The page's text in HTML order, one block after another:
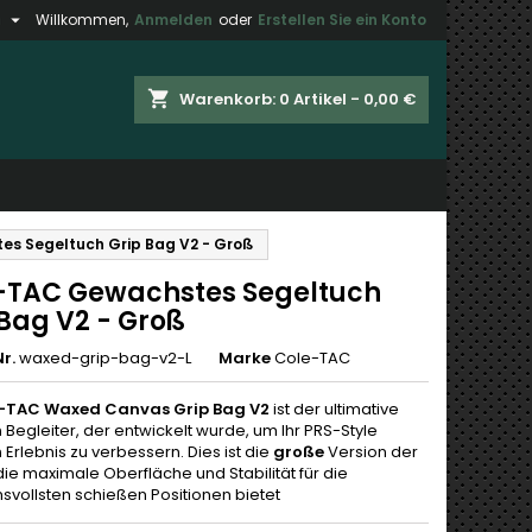
Willkommen, Anmelden oder Erstellen Sie ein Konto

shopping_cart Warenkorb: 0 Artikel - 0,00 €
Segeltuch Grip Bag V2 - Groß
Gewachstes Segeltuch
V2 - Groß
waxed-grip-bag-v2-L MarkeCole-TAC
Waxed Canvas Grip Bag V2 ist der ultimative
der entwickelt wurde, um Ihr PRS-Style
zu verbessern. Dies ist die großeVersion der
maximale Oberfläche und Stabilität für die
schießen Positionen bietet